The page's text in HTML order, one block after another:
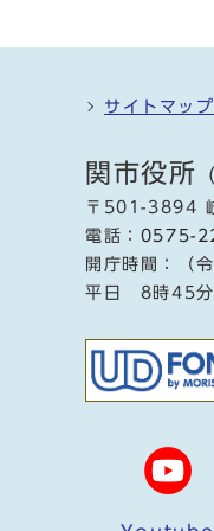
サイトマップ
関市役所
〒501-3894
電話： 0575-
開庁時間：（
平日 8時45